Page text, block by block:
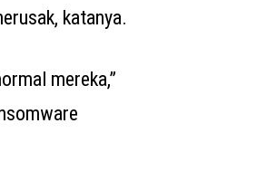
katanya.
mereka,”